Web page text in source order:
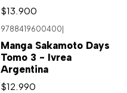
$13.900
9788419600400
Manga Sakamoto Days
Tomo 3 - Ivrea
Argentina
$12.990